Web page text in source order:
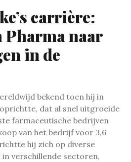
carrière:
Pharma naar
in de
bekend toen hij in
oprichtte, dat al snel uitgroeide
farmaceutische bedrijven
van het bedrijf voor 3,6
hij zich op diverse
verschillende sectoren,